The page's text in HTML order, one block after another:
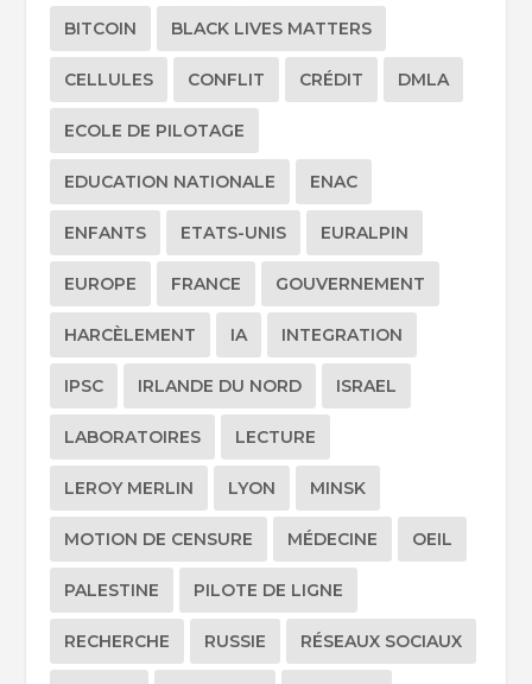
BITCOIN BLACK LIVES MATTERS
CELLULES CONFLIT CRÉDIT DMLA
ECOLE DE PILOTAGE
EDUCATION NATIONALE ENAC
ENFANTS ETATS-UNIS EURALPIN
EUROPE FRANCE GOUVERNEMENT
HARCÈLEMENT IA INTEGRATION
IPSC IRLANDE DU NORD ISRAEL
LABORATOIRES LECTURE
LEROY MERLIN LYON MINSK
MOTION DE CENSURE MÉDECINE OEIL
PALESTINE PILOTE DE LIGNE
RECHERCHE RUSSIE RÉSEAUX SOCIAUX